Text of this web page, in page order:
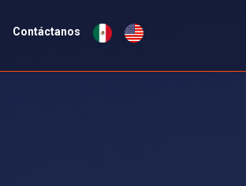
Contáctanos